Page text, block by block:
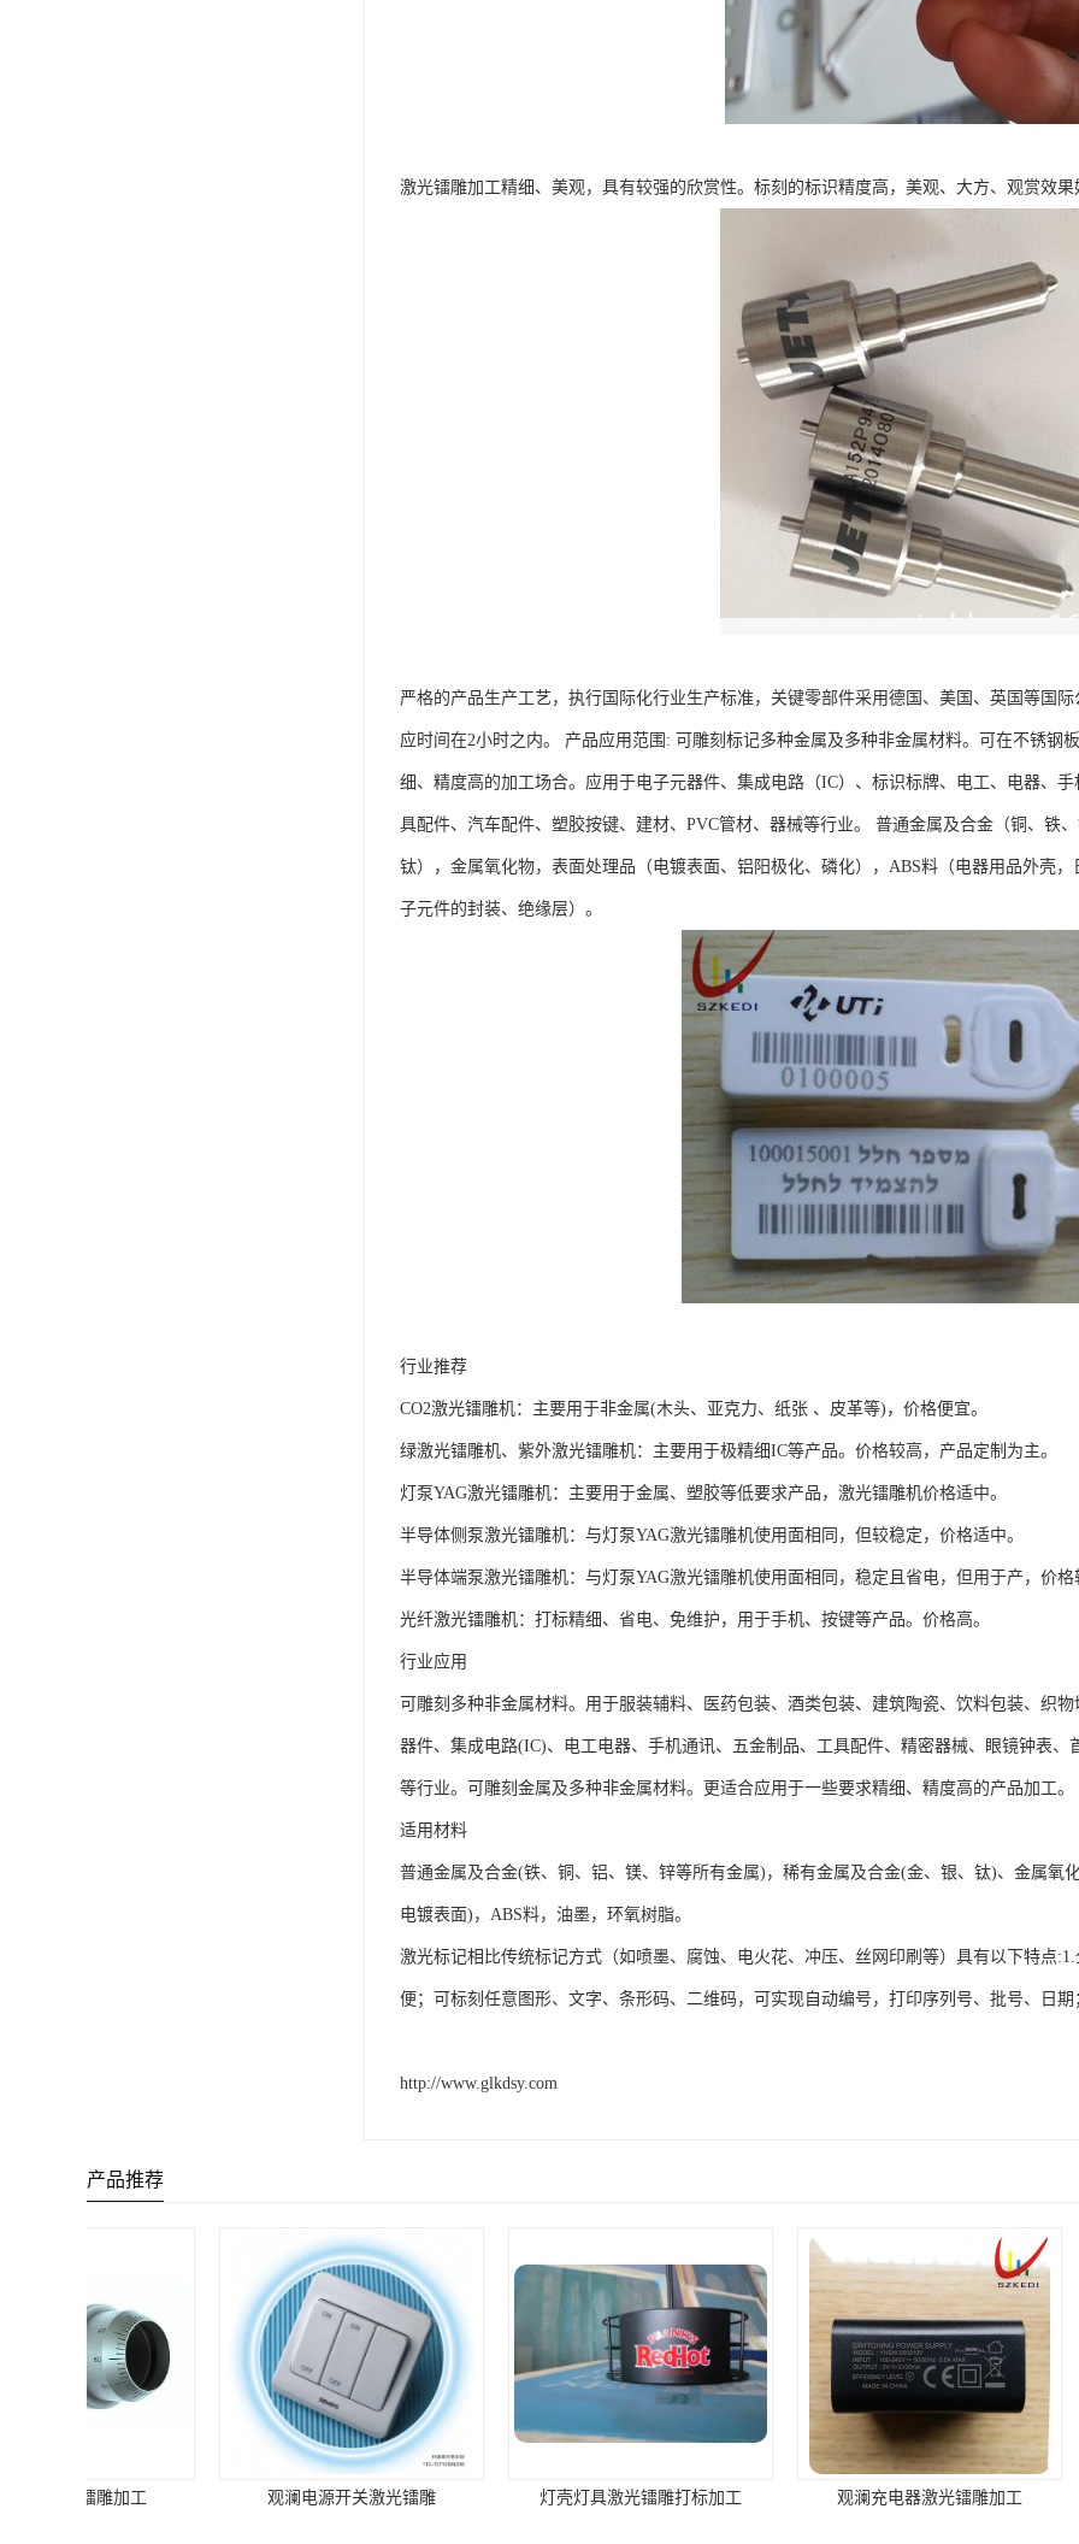
激光镭雕加工精细、美观，具有较强的欣赏性。标刻的标识精度高，美观、大方、观赏效果
严格的产品生产工艺，执行国际化行业生产标准，关键零部件采用德国、美国、英国等国
应时间在2小时之内。 产品应用范围: 可雕刻标记多种金属及多种非金属材料。可在不锈钢
细、精度高的加工场合。应用于电子元器件、集成电路（IC）、标识标牌、电工、电器、
具配件、汽车配件、塑胶按键、建材、PVC管材、器械等行业。 普通金属及合金（铜、铁
钛），金属氧化物，表面处理品（电镀表面、铝阳极化、磷化），ABS料（电器用品外壳
子元件的封装、绝缘层）。
行业推荐
CO2激光镭雕机：主要用于非金属(木头、亚克力、纸张 、皮革等)，价格便宜。
绿激光镭雕机、紫外激光镭雕机：主要用于极精细IC等产品。价格较高，产品定制为主。
灯泵YAG激光镭雕机：主要用于金属、塑胶等低要求产品，激光镭雕机价格适中。
半导体侧泵激光镭雕机：与灯泵YAG激光镭雕机使用面相同，但较稳定，价格适中。
半导体端泵激光镭雕机：与灯泵YAG激光镭雕机使用面相同，稳定且省电，但用于产，价格
光纤激光镭雕机：打标精细、省电、免维护，用于手机、按键等产品。价格高。
行业应用
可雕刻多种非金属材料。用于服装辅料、医药包装、酒类包装、建筑陶瓷、饮料包装、织
器件、集成电路(IC)、电工电器、手机通讯、五金制品、工具配件、精密器械、眼镜钟表
等行业。可雕刻金属及多种非金属材料。更适合应用于一些要求精细、精度高的产品加工。
适用材料
普通金属及合金(铁、铜、铝、镁、锌等所有金属)，稀有金属及合金(金、银、钛)、金属氧
电镀表面)，ABS料，油墨，环氧树脂。
激光标记相比传统标记方式（如喷墨、腐蚀、电火花、冲压、丝网印刷等）具有以下特点
便；可标刻任意图形、文字、条形码、二维码，可实现自动编号，打印序列号、批号、日
http://www.glkdsy.com
产品推荐
观澜电源开关激光镭雕 灯壳灯具激光镭雕打标加工 观澜充电器激光镭雕加工 观澜新田激